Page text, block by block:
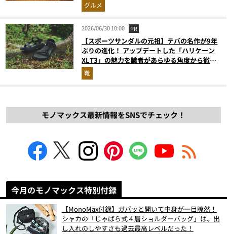
グルメ
2026/06/30 10:00 PR
【スポーツサンダルの元祖】テバの名作が9年
ぶりの進化！ アップデートした「ハリケーン
XLT3」の魅力を識者があらゆる角度から徹底
解説！
靴
モノマックス最新情報をSNSでチェック！
今月のモノマックス特別付録
【MonoMax付録】ガバッと開いて中身が一目瞭然！
シャカの「じゃばら式４層ショルダーバッグ」は、出
し入れのしやすさも過去最高レベルだった！